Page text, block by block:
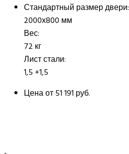
Стандартный размер двери:
2000х800 мм
Вес:
72 кг
Лист стали:
1,5 +1,5
Цена от51 191 руб.